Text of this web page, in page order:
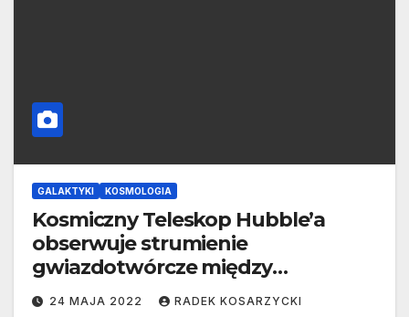
GALAKTYKI KOSMOLOGIA
Kosmiczny Teleskop Hubble’a
obserwuje strumienie
gwiazdotwórcze między
galaktykami
24 MAJA 2022 RADEK KOSARZYCKI